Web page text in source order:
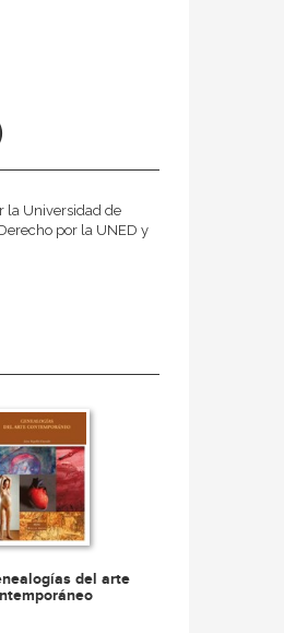
la Universidad de
por la UNED y
del arte